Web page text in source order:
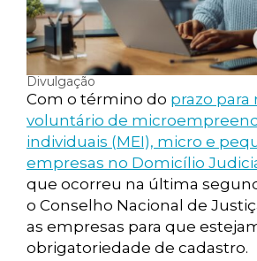
Divulgação
Com o término do prazo para
voluntário de
individuais (MEI), micro e
empresas no Domicílio
que ocorreu na última
o Conselho Nacional de
as empresas para que
obrigatoriedade de cadastro.